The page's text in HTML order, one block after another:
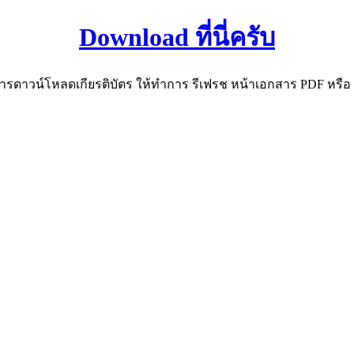
Download ที่นี่ครับ
ดาวน์โหลดเกียรติบัตร ให้ทำการ รีเฟรช หน้าเอกสาร PDF หรื